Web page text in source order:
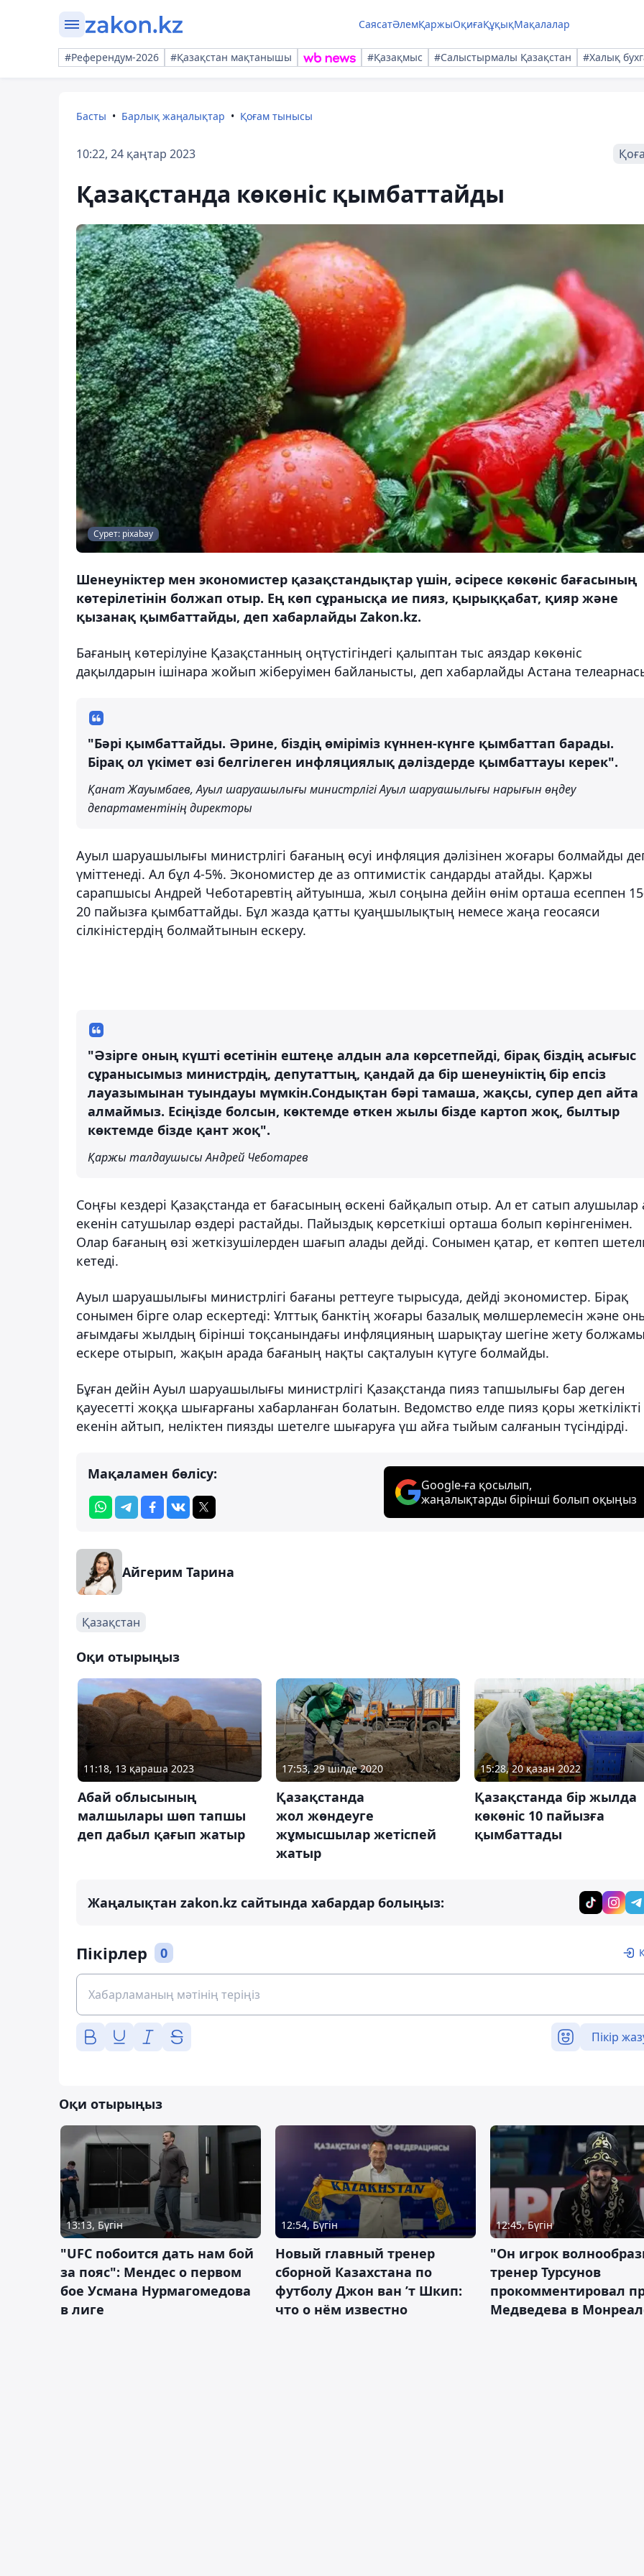
СаясатӘлемҚаржыОқиғаҚұқықМақалалар
#Референдум-2026 #Қазақстан мақтанышы #Қазақмыс #Салыстырмалы Қазақстан #Халық
Басты Барлық жаңалықтар Қоғам тынысы
10:22, 24 қаңтар 2023
Қазақстанда көкөніс қымбаттайды
Сурет: pixabay
Шенеуніктер мен экономистер қазақстандықтар үшін, әсіресе көкөніс бағасының
көтерілетінін болжап отыр. Ең көп сұранысқа ие пияз, қырыққабат, қияр және
қызанақ қымбаттайды, деп хабарлайды Zakon.kz.
Бағаның көтерілуіне Қазақстанның оңтүстігіндегі қалыптан тыс аяздар көкөніс
дақылдарын ішінара жойып жіберуімен байланысты, деп хабарлайды Астана
"Бәрі қымбаттайды. Әрине, біздің өміріміз күннен-күнге қымбаттап барады.
Бірақ ол үкімет өзі белгілеген инфляциялық дәліздерде қымбаттауы керек".
Қанат Жауымбаев, Ауыл шаруашылығы министрлігі Ауыл шаруашылығы нарығын өңдеу
департаментінің директоры
Ауыл шаруашылығы министрлігі бағаның өсуі инфляция дәлізінен жоғары болмайды
үміттенеді. Ал бұл 4-5%. Экономистер де аз оптимистік сандарды атайды. Қаржы
сарапшысы Андрей Чеботаревтің айтуынша, жыл соңына дейін өнім орташа есеппен
20 пайызға қымбаттайды. Бұл жазда қатты қуаңшылықтың немесе жаңа геосаяси
сілкіністердің болмайтынын ескеру.
"Әзірге оның күшті өсетінін ештеңе алдын ала көрсетпейді, бірақ біздің асығыс
сұранысымыз министрдің, депутаттың, қандай да бір шенеуніктің бір епсіз
лауазымынан туындауы мүмкін.Сондықтан бәрі тамаша, жақсы, супер деп айта
алмаймыз. Есіңізде болсын, көктемде өткен жылы бізде картоп жоқ, былтыр
көктемде бізде қант жоқ".
Қаржы талдаушысы Андрей Чеботарев
Соңғы кездері Қазақстанда ет бағасының өскені байқалып отыр. Ал ет сатып алушылар
екенін сатушылар өздері растайды. Пайыздық көрсеткіші орташа болып көрінгенімен.
Олар бағаның өзі жеткізушілерден шағып алады дейді. Сонымен қатар, ет көптеп
кетеді.
Ауыл шаруашылығы министрлігі бағаны реттеуге тырысуда, дейді экономистер. Бірақ
сонымен бірге олар ескертеді: Ұлттық банктің жоғары базалық мөлшерлемесін және
ағымдағы жылдың бірінші тоқсанындағы инфляцияның шарықтау шегіне жету
ескере отырып, жақын арада бағаның нақты сақталуын күтуге болмайды.
Бұған дейін Ауыл шаруашылығы министрлігі Қазақстанда пияз тапшылығы бар деген
қауесетті жоққа шығарғаны хабарланған болатын. Ведомство елде пияз қоры жеткілікті
екенін айтып, неліктен пиязды шетелге шығаруға үш айға тыйым салғанын түсіндірді.
Мақаламен бөлісу:
Google-ға қосылып,
жаңалықтарды бірінші болып оқыңыз
Айгерим Тарина
Қазақстан
Оқи отырыңыз
11:18, 13 қараша 2023
Абай облысының
малшылары шөп тапшы
деп дабыл қағып жатыр
17:53, 29 шілде 2020
Қазақстанда
жол жөндеуге
жұмысшылар жетіспей
жатыр
15:28, 20 қазан 2022
Қазақстанда бір жылда
көкөніс 10 пайызға
қымбаттады
Жаңалықтан zakon.kz сайтында хабардар болыңыз:
Пікірлер 0
Пікір
Оқи отырыңыз
13:13, Бүгін
"UFC побоится дать нам бой
за пояс": Мендес о первом
бое Усмана Нурмагомедова
в лиге
12:54, Бүгін
Новый главный тренер
сборной Казахстана по
футболу Джон ван ’т Шкип:
что о нём известно
12:45, Бүгін
"Он игрок
тренер Турсунов
прокомментировал
Медведева в